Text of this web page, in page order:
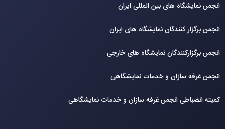
انجمن نمایشگاه های بین المللی ایران
انجمن برگزار کنندگان نمایشگاه های ایران
انجمن برگزارکنندگان نمایشگاه های خارجی
انجمن غرفه سازان و خدمات نمایشگاهی
کمیته انضباطی انجمن غرفه سازان و خدمات نمایشگاهی